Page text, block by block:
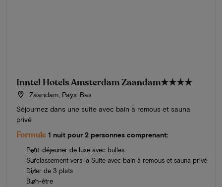
Inntel Hotels Amsterdam Zaandam★★★★
Zaandam, Pays-Bas
Séjournez dans une suite avec bain à remous et sauna
privé
Formule 1 nuit pour 2 personnes comprenant:
Petit-déjeuner de luxe avec bulles
Surclassement vers la Suite avec bain à remous et sauna privé
Dîner de 3 plats
Bien-être